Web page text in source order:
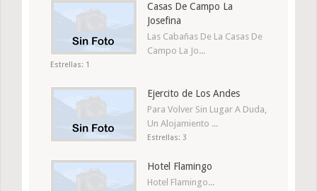
Casas De Campo La
Josefina
Las Cabañas De La Casas De
Campo La Jo...
Estrellas: 1
Ejercito de Los Andes
Para Volver Sin Lugar A Duda,
Un Alojamiento ...
Estrellas: 3
Hotel Flamingo
Hotel Flamingo...